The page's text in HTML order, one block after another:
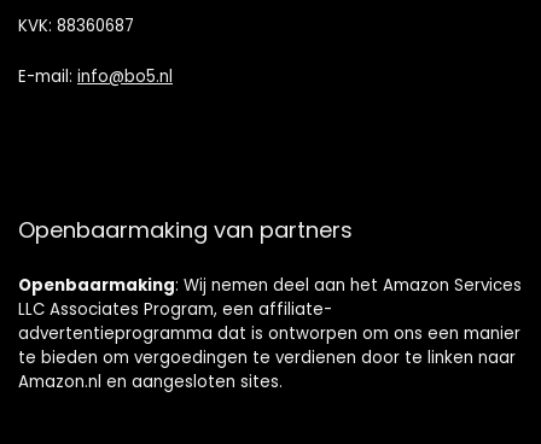
KVK: 88360687
E-mail: info@bo5.nl
Openbaarmaking van partners
Openbaarmaking: Wij nemen deel aan het Amazon Services
LLC Associates Program, een affiliate-
advertentieprogramma dat is ontworpen om ons een manier
te bieden om vergoedingen te verdienen door te linken naar
Amazon.nl en aangesloten sites.